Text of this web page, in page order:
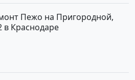
Пежо на Пригородной,
в Краснодаре